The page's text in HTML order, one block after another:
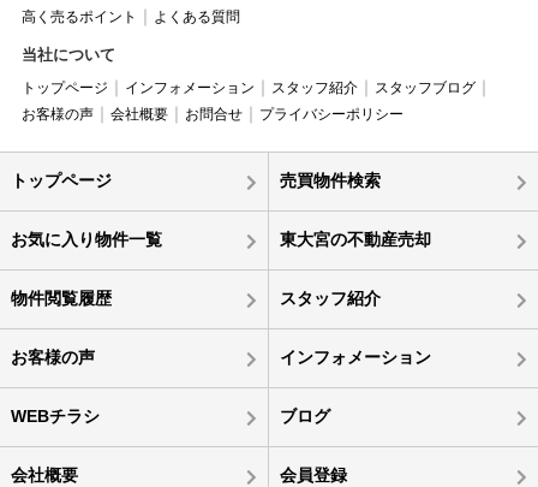
高く売るポイント
よくある質問
当社について
トップページ インフォメーション スタッフ紹介
スタッフブログ
お客様の声
会社概要 お問合せ プライバシーポリシー
トップページ 売買物件検索
お気に入り物件一覧 東大宮の不動産売却
物件閲覧履歴 スタッフ紹介
お客様の声 インフォメーション
WEBチラシ ブログ
会社概要 会員登録